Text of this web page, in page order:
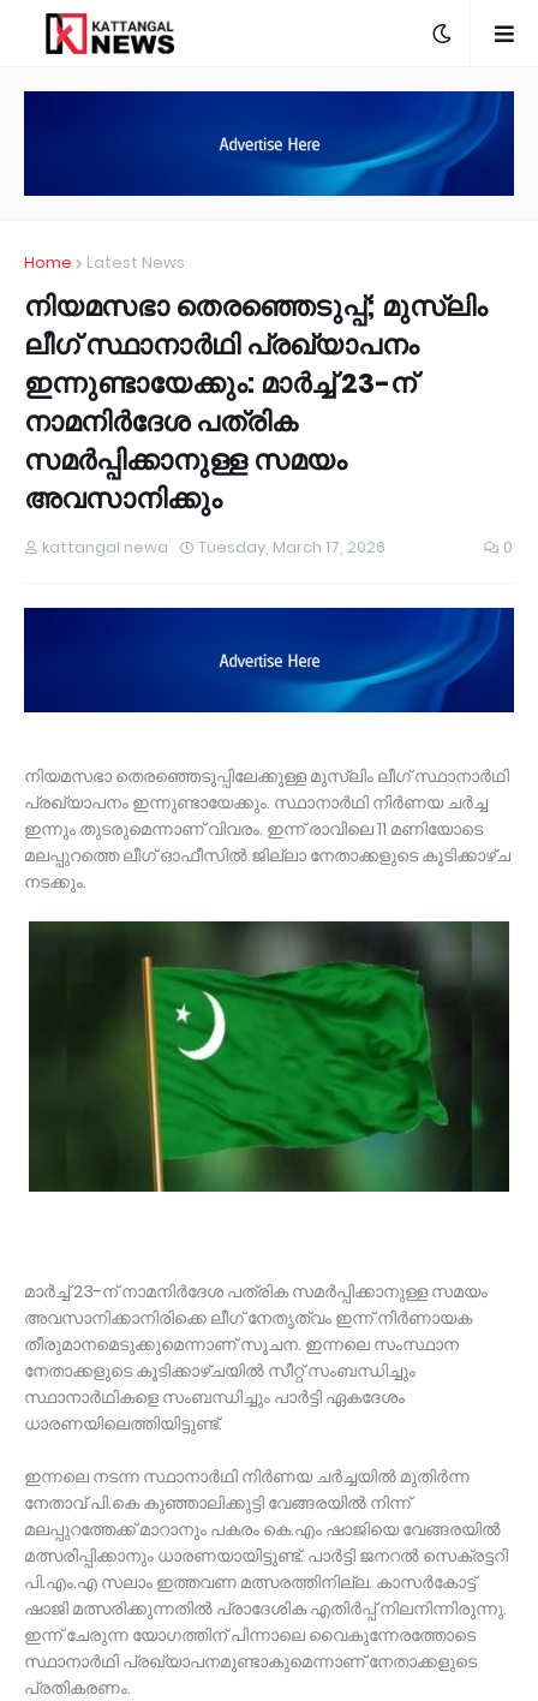
Home Latest News
നിയമസഭാ തെരഞ്ഞെടുപ്പ്; മുസ്‌ലിം
ലീഗ് സ്ഥാനാര്‍ഥി പ്രഖ്യാപനം
ഇന്നുണ്ടായേക്കും: മാര്‍ച്ച് 23-ന്
നാമനിര്‍ദേശ പത്രിക
സമര്‍പ്പിക്കാനുള്ള സമയം
അവസാനിക്കും
kattangal newa Tuesday, March 17, 2026 0
നിയമസഭാ തെരഞ്ഞെടുപ്പിലേക്കുള്ള മുസ്‌ലിം ലീഗ് സ്ഥാനാര്‍ഥി
പ്രഖ്യാപനം ഇന്നുണ്ടായേക്കും. സ്ഥാനാര്‍ഥി നിര്‍ണയ ചര്‍ച്ച
ഇന്നും തുടരുമെന്നാണ് വിവരം. ഇന്ന് രാവിലെ 11 മണിയോടെ
മലപ്പുറത്തെ ലീഗ് ഓഫീസില്‍ ജില്ലാ നേതാക്കളുടെ കൂടിക്കാഴ്ച
നടക്കും.
മാര്‍ച്ച് 23-ന് നാമനിര്‍ദേശ പത്രിക സമര്‍പ്പിക്കാനുള്ള സമയം
അവസാനിക്കാനിരിക്കെ ലീഗ് നേതൃത്വം ഇന്ന് നിര്‍ണായക
തീരുമാനമെടുക്കുമെന്നാണ് സൂചന. ഇന്നലെ സംസ്ഥാന
നേതാക്കളുടെ കൂടിക്കാഴ്ചയില്‍ സീറ്റ് സംബന്ധിച്ചും
സ്ഥാനാര്‍ഥികളെ സംബന്ധിച്ചും പാര്‍ട്ടി ഏകദേശം
ധാരണയിലെത്തിയിട്ടുണ്ട്.
ഇന്നലെ നടന്ന സ്ഥാനാര്‍ഥി നിര്‍ണയ ചര്‍ച്ചയില്‍ മുതിര്‍ന്ന
നേതാവ് പി.കെ കുഞ്ഞാലിക്കുട്ടി വേങ്ങരയില്‍ നിന്ന്
മലപ്പുറത്തേക്ക് മാറാനും പകരം കെ.എം ഷാജിയെ വേങ്ങരയില്‍
മത്സരിപ്പിക്കാനും ധാരണയായിട്ടുണ്ട്. പാര്‍ട്ടി ജനറല്‍ സെക്രട്ടറി
പി.എം.എ സലാം ഇത്തവണ മത്സരത്തിനില്ല. കാസര്‍കോട്ട്
ഷാജി മത്സരിക്കുന്നതില്‍ പ്രാദേശിക എതിര്‍പ്പ് നിലനിന്നിരുന്നു.
ഇന്ന് ചേരുന്ന യോഗത്തിന് പിന്നാലെ വൈകുന്നേരത്തോടെ
സ്ഥാനാര്‍ഥി പ്രഖ്യാപനമുണ്ടാകുമെന്നാണ് നേതാക്കളുടെ
പ്രതികരണം.